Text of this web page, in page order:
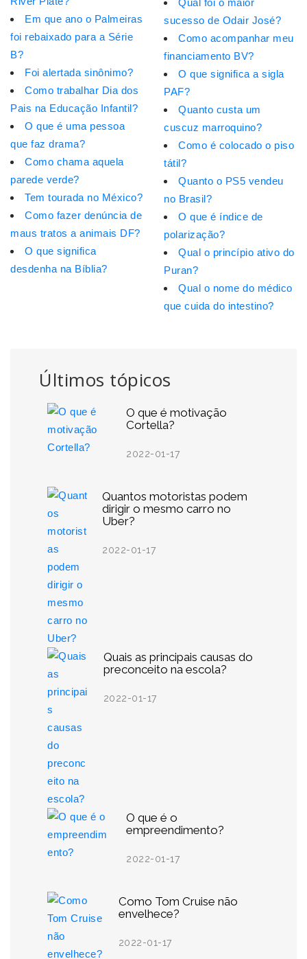
Últimos tópicos
O que é motivação
Cortella?
2022-01-17
Quantos motoristas podem
dirigir o mesmo carro no
Uber?
2022-01-17
Quais as principais causas do
preconceito na escola?
2022-01-17
O que é o
empreendimento?
2022-01-17
Como Tom Cruise não
envelhece?
2022-01-17
Em que ano o Palmeiras
foi rebaixado para a Série
B?
Foi alertada sinônimo?
Como trabalhar Dia dos
Pais na Educação Infantil?
O que é uma pessoa
que faz drama?
Como chama aquela
parede verde?
Tem tourada no México?
Como fazer denúncia de
maus tratos a animais DF?
O que significa
desdenha na Bíblia?
Qual foi o maior
sucesso de Odair José?
Como acompanhar meu
financiamento BV?
O que significa a sigla
PAF?
Quanto custa um
cuscuz marroquino?
Como é colocado o piso
tátil?
Quanto o PS5 vendeu
no Brasil?
O que é índice de
polarização?
Qual o princípio ativo do
Puran?
Qual o nome do médico
que cuida do intestino?